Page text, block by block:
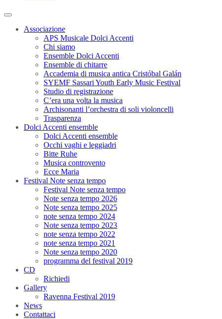
Associazione
APS Musicale Dolci Accenti
Chi siamo
Ensemble Dolci Accenti
Ensemble di chitarre
Accademia di musica antica Cristóbal Galán
SYEMF Sassari Youth Early Music Festival
Studio di registrazione
C’era una volta la musica
Archisonanti l’orchestra di soli violoncelli
Trasparenza
Dolci Accenti ensemble
Dolci Accenti ensemble
Occhi vaghi e leggiadri
Bitte Ruhe
Musica controvento
Ecce Maria
Festival Note senza tempo
Festival Note senza tempo
Note senza tempo 2026
Note senza tempo 2025
note senza tempo 2024
Note senza tempo 2023
note senza tempo 2022
note senza tempo 2021
Note senza tempo 2020
programma del festival 2019
CD
Richiedi
Gallery
Ravenna Festival 2019
News
Contattaci